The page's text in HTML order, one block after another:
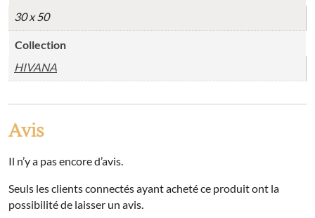
30 x 50
Collection
HIVANA
Avis
Il n’y a pas encore d’avis.
Seuls les clients connectés ayant acheté ce produit ont la
possibilité de laisser un avis.